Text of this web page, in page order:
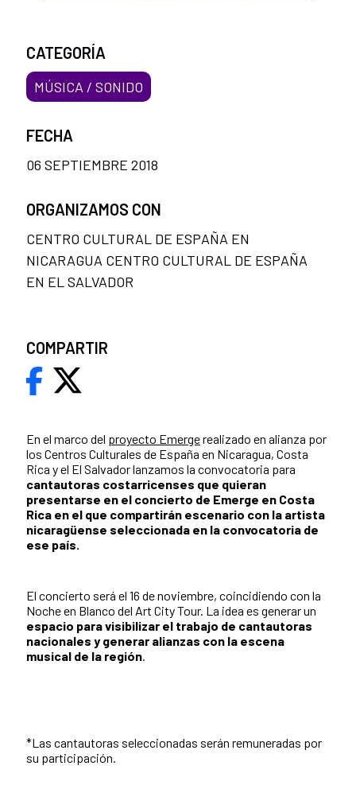
En el marco del proyecto Emergerealizado en alianza por
los Centros Culturales de España en Nicaragua, Costa
Rica y el El Salvador lanzamos la convocatoria para
cantautoras costarricenses que quieran
presentarse en el concierto de Emerge en Costa
Rica en el que compartirán escenario con la artista
nicaragüense seleccionada en la convocatoria de
ese país.
El concierto será el 16 de noviembre, coincidiendo con la
Noche en Blanco del Art City Tour. La idea es generar un
espacio para visibilizar el trabajo de cantautoras
nacionales y generar alianzas con la escena
musical de la región
*Las cantautoras seleccionadas serán remuneradas por
su participación.
CATEGORÍA
MÚSICA / SONIDO
FECHA
06 SEPTIEMBRE 2018
ORGANIZAMOS CON
CENTRO CULTURAL DE ESPAÑA EN
NICARAGUA CENTRO CULTURAL DE ESPAÑA
EN EL SALVADOR
COMPARTIR